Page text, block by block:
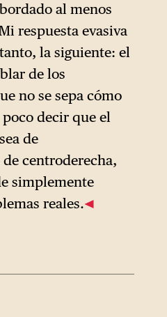
al menos
respuesta evasiva
la siguiente: el
de los
no se sepa cómo
decir que el
de
centroderecha,
simplemente
reales.